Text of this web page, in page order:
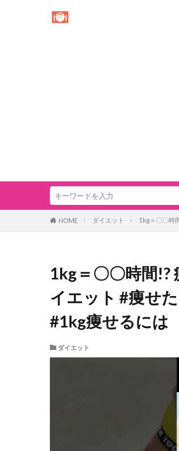
HOME ダイエット 1kg＝〇〇時
1kg＝〇〇時間!?
イエット #痩せ
#1kg痩せるには
ダイエット